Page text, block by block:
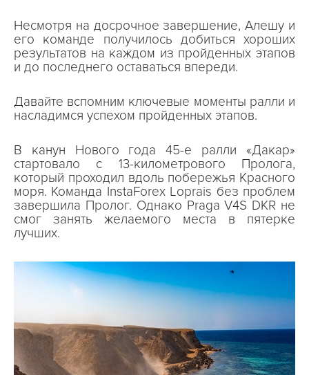
Несмотря на досрочное завершение, Алешу и
его команде получилось добиться хороших
результатов на каждом из пройденных этапов
и до последнего оставаться впереди.
Давайте вспомним ключевые моменты ралли и
насладимся успехом пройденных этапов.
В канун Нового года 45-е ралли «Дакар»
стартовало с 13-километрового Пролога,
который проходил вдоль побережья Красного
моря. Команда InstaForex Loprais без проблем
завершила Пролог. Однако Praga V4S DKR не
смог занять желаемого места в пятерке
лучших.